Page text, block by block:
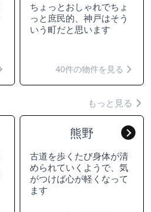
ちょっとおしゃれでちょ
っと庶民的、神戸はそう
いう町だと思います
40件の物件を見る
もっと見る
熊野
古道を歩くたび身体が清
められていくようで、気
がつけば心が軽くなって
ます